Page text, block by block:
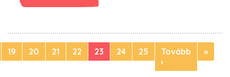
19 20 21 22 23 24 25
Tovább
›
»